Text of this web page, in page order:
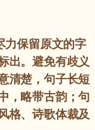
力保留原文的字
出。避免有歧义
清楚，句子长短
，略带古韵；句
格、诗歌体裁及